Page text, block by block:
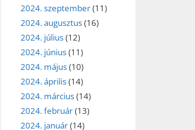
2024. szeptember(11)
2024. augusztus(16)
2024. július(12)
2024. június(11)
2024. május(10)
2024. április(14)
2024. március(14)
2024. február(13)
2024. január(14)